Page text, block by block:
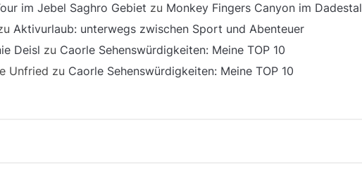
im Jebel Saghro Gebiet zu Monkey Fingers Canyon im Dadestal
Aktivurlaub: unterwegs zwischen Sport und Abenteuer
Deisl zu Caorle Sehenswürdigkeiten: Meine TOP 10
Unfried zu Caorle Sehenswürdigkeiten: Meine TOP 10